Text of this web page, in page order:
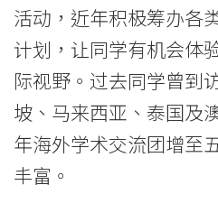
活动，近年积极筹办各
计划，让同学有机会体
际视野。过去同学曾到
坡、马来西亚、泰国及
年海外学术交流团增至
丰富。